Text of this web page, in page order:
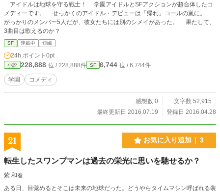
アイドルは地球を守る戦士！ 学園アイドルとSFアクションが超合体したコ
メディーです。 せっかくのアイドル・デビューは「帰れ」コールの嵐に。
がっかりのメンバー5人だが、彼女たちには別のシメイがあった。 果たして、
3曲目は歌えるのか？
SF 連載中 短編
24h.ポイント 0pt
小説 228,888 位 / 228,888件 SF 6,744 位 / 6,744件
学園 コメディ
感想数 0
文字数 52,915
最終更新日 2016.07.19
登録日 2016.04.28
21 お気に入り追加 3
転生したスワンプマンは過去の栄光に思いを馳せるか？
紫 和春
ある日、目覚めるとそこは未来の地球だった。どうやらタイムマシン呼ばれる装